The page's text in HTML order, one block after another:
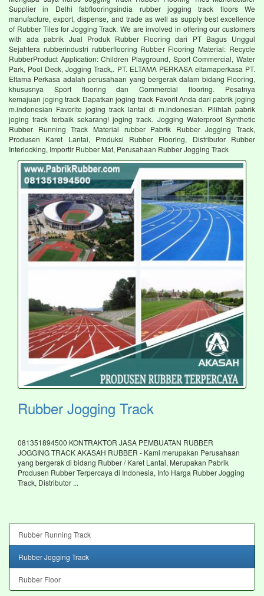
Supplier in Delhi fabflooringsindia rubber jogging track floors We
manufacture, export, dispense, and trade as well as supply best excellence
of Rubber Tiles for Jogging Track. We are involved in offering our customers
with ada pabrik Jual Produk Rubber Flooring dari PT Bagus Unggul
Sejahtera rubberindustri rubberflooring Rubber Flooring Material: Recycle
RubberProduct Application: Children Playground, Sport Commercial, Water
Park, Pool Deck, Jogging Track,. PT. ELTAMA PERKASA eltamaperkasa PT.
Eltama Perkasa adalah perusahaan yang bergerak dalam bidang Flooring,
khususnya Sport flooring dan Commercial flooring. Pesatnya
kemajuan joging track Dapatkan joging track Favorit Anda dari pabrik joging
m.indonesian Favorite joging track lantai di m.indonesian. Pilihlah pabrik
joging track terbaik sekarang! joging track. Jogging Waterproof Synthetic
Rubber Running Track Material rubber Pabrik Rubber Jogging Track,
Produsen Karet Lantai, Produksi Rubber Flooring, Distributor Rubber
Interlocking, Importir Rubber Mat, Perusahaan Rubber Jogging Track
Rubber Jogging Track
081351894500 KONTRAKTOR JASA PEMBUATAN RUBBER
JOGGING TRACK AKASAH RUBBER - Kami merupakan Perusahaan
yang bergerak di bidang Rubber / Karet Lantai, Merupakan Pabrik
Produsen Rubber Terpercaya di Indonesia, Info Harga Rubber Jogging
Track, Distributor ...
Rubber Running Track
Rubber Jogging Track
Rubber Floor